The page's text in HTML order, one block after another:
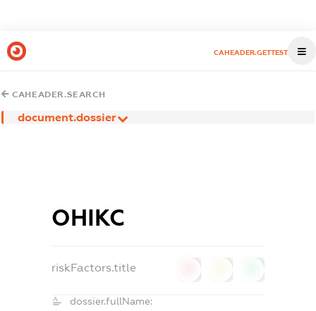
CAHEADER.GETTEST
CAHEADER.SEARCH
document.dossier
ОНІКС
riskFactors.title
dossier.fullName: